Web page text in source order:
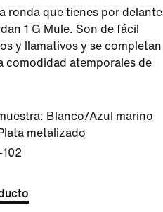
ronda que tienes por delante
1 G Mule. Son de fácil
y llamativos y se completan
comodidad atemporales de
Blanco/Azul marino
metalizado
102